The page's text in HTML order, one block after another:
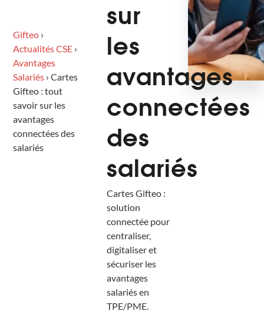
Gifteo ›
Actualités CSE ›
Avantages
Salariés › Cartes
Gifteo : tout
savoir sur les
avantages
connectées des
salariés
sur
les
avantages
connectées
des
salariés
Cartes Gifteo :
solution
connectée pour
centraliser,
digitaliser et
sécuriser les
avantages
salariés en
TPE/PME.